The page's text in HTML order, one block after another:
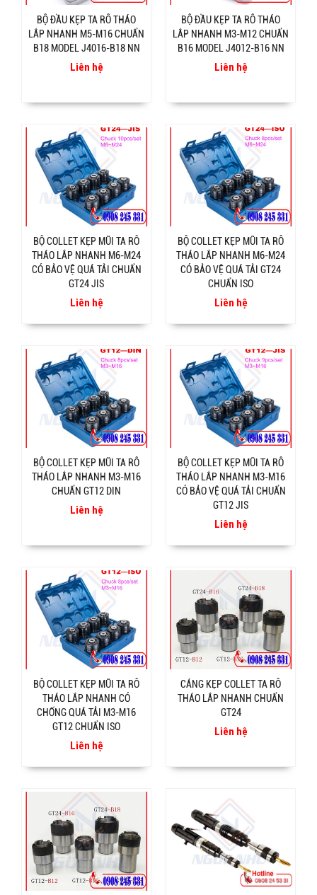
BỘ ĐẦU KẸP TA RÔ THÁO
LẮP NHANH M5-M16 CHUẨN
B18 MODEL J4016-B18 NN
Liên hệ
BỘ ĐẦU KẸP TA RÔ THÁO
LẮP NHANH M3-M12 CHUẨN
B16 MODEL J4012-B16 NN
Liên hệ
BỘ COLLET KẸP MŨI TA RÔ
THÁO LẮP NHANH M6-M24
CÓ BẢO VỆ QUÁ TẢI CHUẨN
GT24 JIS
Liên hệ
BỘ COLLET KẸP MŨI TA RÔ
THÁO LẮP NHANH M6-M24
CÓ BẢO VỆ QUÁ TẢI GT24
CHUẨN ISO
Liên hệ
BỘ COLLET KẸP MŨI TA RÔ
THÁO LẮP NHANH M3-M16
CHUẨN GT12 DIN
Liên hệ
BỘ COLLET KẸP MŨI TA RÔ
THÁO LẮP NHANH M3-M16
CÓ BẢO VỆ QUÁ TẢI CHUẨN
GT12 JIS
Liên hệ
BỘ COLLET KẸP MŨI TA RÔ
THÁO LẮP NHANH CÓ
CHỐNG QUÁ TẢI M3-M16
GT12 CHUẨN ISO
Liên hệ
CÁNG KẸP COLLET TA RÔ
THÁO LẮP NHANH CHUẨN
GT24
Liên hệ